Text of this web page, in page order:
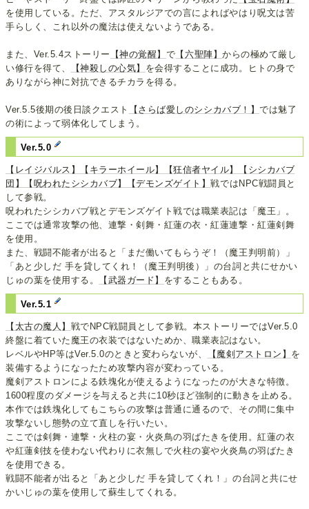
を使用している。ただ、アスタルジアでの言によればやはり呪文は苦
手らしく、これ以外の魔法は使えないようである。
また、Ver.5.4ストーリー 【神の覚醒】 で 【六聖陣】からの極めて厳し
い修行を得て、
【神殺しの心気】 を会得することに成功。ヒトの身で
ありながら神に対抗できるチカラを得る。
Ver.5.5後期の後日談クエスト 【さらば愛しのシシカバブ！】では魅了
の術によって弱体化してしまう。
Ver.5.0
【レイジバルス】 【キラーホイール】 【狂信者ヤイル】
【シシカバブ
団】
【呪われたシシカバブ】 【デモンズゲイト】戦ではNPC戦闘員と
して参戦。
呪われたシシカバブ戦とデモンズゲイト戦では職業表記は「魔王」。
ここでは通常攻撃の他、連撃・剣舞・紅蓮の衣・紅蓮連撃・紅蓮剣舞
を使用。
また、戦闘不能者が出ると「まだ働いてもらうぞ！（魔王判明前）」
「あと少しだ 手を貸してくれ！（魔王判明後）」の台詞と共にせかい
じゅの葉を使用する。
【武器ガード】 をすることもある。
Ver.5.1
【太古の魔人】 戦でNPC戦闘員として参戦。本ストーリーではVer.5.0
終盤に着ていた魔王の衣装ではないためか、職業表記はない。
レベルやHP等はVer.5.0のときと変わらないが、
【魔剣アストロン】 を
装備するようになったため攻撃内容が変わっている。
魔剣アストロンによる鉄塊化が使えるようになったのが大きな特徴。
1600程度のダメージを与えると共に10秒ほど強制的に動きを止める。
本作では鉄塊化してもこちらの攻撃は普通に通るので、その間に集中
攻撃ないし態勢の立て直しを行いたい。
ここでは剣舞・連撃・火柱の宴・火炎鳥の羽ばたきを使用。紅蓮の衣
や紅蓮剣技を使わない代わりに衣無しで火柱の宴や火炎鳥の羽ばたき
を使用できる。
戦闘不能者が出ると「あと少しだ 手を貸してくれ！」の台詞と共にせ
かいじゅの葉を使用して蘇生してくれる。